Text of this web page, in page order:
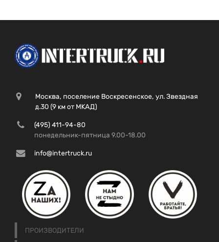
Москва, поселение Воскресенское, ул. Звездная
д.30 (9 км от МКАД)
(495) 411-94-80
понедельник-пятница 9.00-18.00
info@intertruck.ru
ПРОИЗВОДИТЕЛИ